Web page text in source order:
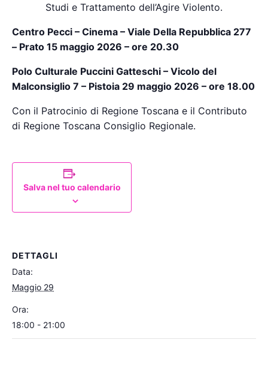
Studi e Trattamento dell’Agire Violento.
Centro Pecci – Cinema – Viale Della Repubblica 277
– Prato 15 maggio 2026 – ore 20.30
Polo Culturale Puccini Gatteschi – Vicolo del
Malconsiglio 7 – Pistoia 29 maggio 2026 – ore 18.00
Con il Patrocinio di Regione Toscana e il Contributo
di Regione Toscana Consiglio Regionale.
Salva nel tuo calendario
DETTAGLI
Data:
Maggio 29
Ora:
18:00 - 21:00